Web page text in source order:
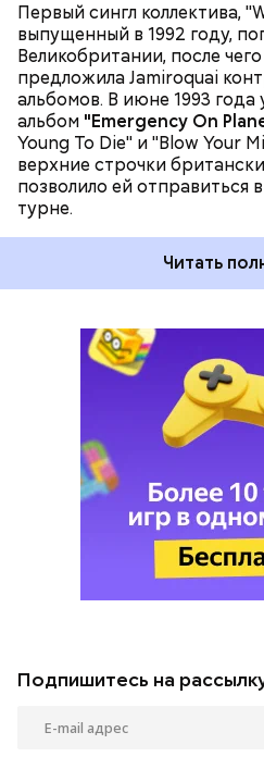
Первый сингл коллектива,
выпущенный в 1992 году,
Великобритании, после
предложила Jamiroquai
альбомов. В июне 1993
альбом "Emergency On
Young To Die" и "Blow Your
верхние строчки
позволило ей отправиться
турне.
Читать
Подпишитесь на